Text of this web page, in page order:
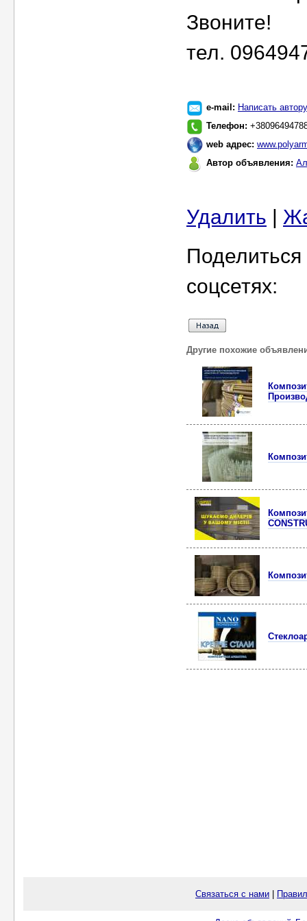
Звоните!
тел.
e-mail: Написать автору
Телефон:
web адрес:
Автор объявления:
Удалить |
соцсетях:
Другие похожие
Связаться с нами